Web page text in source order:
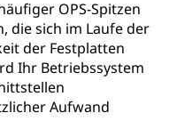
OPS-Spitzen
die sich im Laufe der
der Festplatten
Ihr Betriebssystem
Aufwand